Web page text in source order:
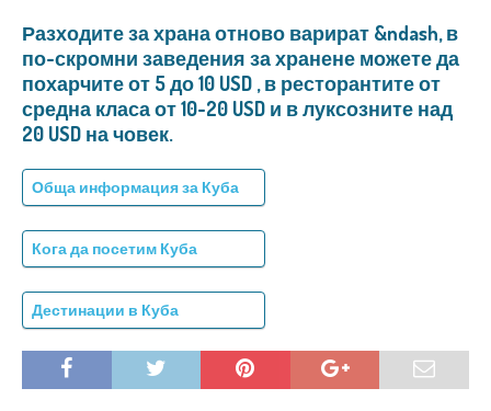
Разходите за храна отново варират &ndash, в
по-скромни заведения за хранене можете да
похарчите от 5 до 10 USD , в ресторантите от
средна класа от 10-20 USD и в луксозните над
20 USD на човек.
Обща информация за Куба
Кога да посетим Куба
Дестинации в Куба